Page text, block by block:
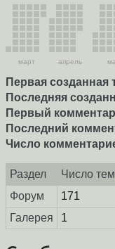
март апрель
Первая созданная
Последняя
Первый
Последний
Число
Раздел
Число тем
Форум
171
Галерея
1